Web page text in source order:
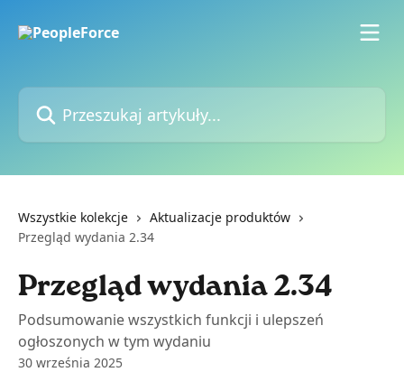
Przeszukaj artykuły...
Wszystkie kolekcje
Aktualizacje produktów
Przegląd wydania 2.34
Przegląd wydania 2.34
Podsumowanie wszystkich funkcji i ulepszeń
ogłoszonych w tym wydaniu
30 września 2025